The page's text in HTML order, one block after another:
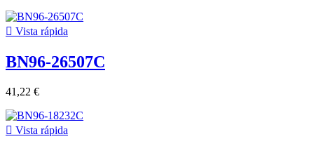
 Vista rápida
BN96-26507C
41,22 €
 Vista rápida